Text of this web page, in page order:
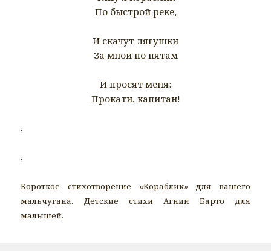
По быстрой реке,
И скачут лягушки
За мной по пятам
И просят меня:
Прокати, капитан!
.
.
Короткое стихотворение «Кораблик» для вашего
мальчугана. Детские стихи Агнии Барто для
малышей.